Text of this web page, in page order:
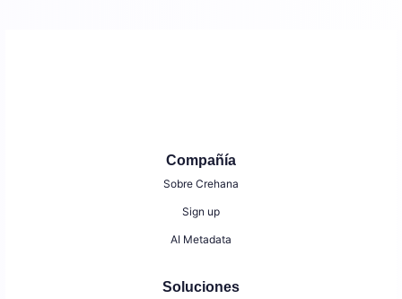
Compañía
Sobre Crehana
Sign up
AI Metadata
Soluciones